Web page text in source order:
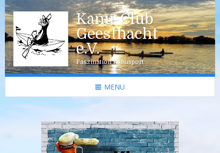
Kanu-Club
Geesthacht
e.V.
Faszination Kanusport
MENU